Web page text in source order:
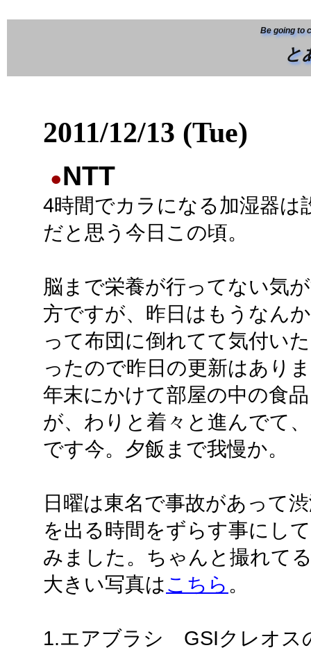
Be going to
と
2011/12/13 (Tue)
●NTT
4時間でカラになる加湿器は
だと思う今日この頃。
脳まで栄養が行ってない気
方ですが、昨日はもうなん
って布団に倒れてて気付い
ったので昨日の更新はあり
年末にかけて部屋の中の食
が、わりと着々と進んでて
です今。夕飯まで我慢か。
日曜は東名で事故があって
を出る時間をずらす事にし
みました。ちゃんと撮れて
大きい写真はこちら 。
1.エアブラシ GSIクレオス